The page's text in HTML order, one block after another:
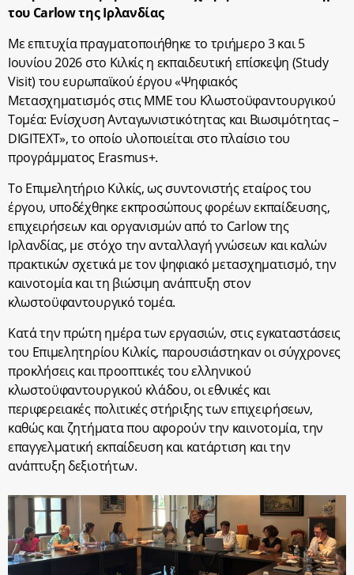
του Carlow της Ιρλανδίας
Με επιτυχία πραγματοποιήθηκε το τριήμερο 3 και 5
Ιουνίου 2026 στο Κιλκίς η εκπαιδευτική επίσκεψη (Study
Visit) του ευρωπαϊκού έργου «Ψηφιακός
Μετασχηματισμός στις ΜΜΕ του Κλωστοϋφαντουργικού
Τομέα: Ενίσχυση Ανταγωνιστικότητας και Βιωσιμότητας –
DIGITEXT», το οποίο υλοποιείται στο πλαίσιο του
προγράμματος Erasmus+.
Το Επιμελητήριο Κιλκίς, ως συντονιστής εταίρος του
έργου, υποδέχθηκε εκπροσώπους φορέων εκπαίδευσης,
επιχειρήσεων και οργανισμών από το Carlow της
Ιρλανδίας, με στόχο την ανταλλαγή γνώσεων και καλών
πρακτικών σχετικά με τον ψηφιακό μετασχηματισμό, την
καινοτομία και τη βιώσιμη ανάπτυξη στον
κλωστοϋφαντουργικό τομέα.
Κατά την πρώτη ημέρα των εργασιών, στις εγκαταστάσεις
του Επιμελητηρίου Κιλκίς, παρουσιάστηκαν οι σύγχρονες
προκλήσεις και προοπτικές του ελληνικού
κλωστοϋφαντουργικού κλάδου, οι εθνικές και
περιφερειακές πολιτικές στήριξης των επιχειρήσεων,
καθώς και ζητήματα που αφορούν την καινοτομία, την
επαγγελματική εκπαίδευση και κατάρτιση και την
ανάπτυξη δεξιοτήτων.